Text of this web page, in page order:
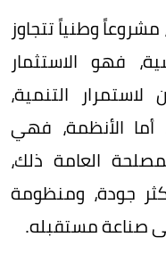
وطنياً تتجاوز
فهو الاستثمار
التنمية،
أما الأنظمة، فهي
العامة ذلك،
جودة، ومنظومة
صناعة مستقبله.